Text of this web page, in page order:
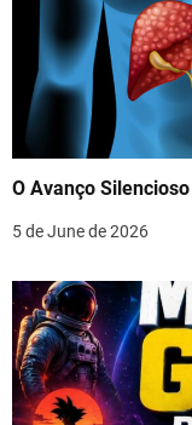
O Avanço
5 de June de 2026